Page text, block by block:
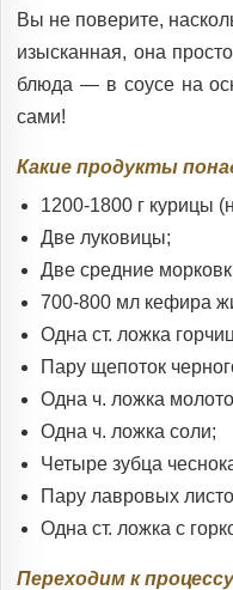
Вы не поверите,
изысканная, она
блюда — в соусе на
сами!
Какие продукты
1200-1800 г курицы
Две луковицы;
Две средние
700-800 мл кефира
Одна ст. ложка
Пару щепоток
Одна ч. ложка
Одна ч. ложка соли;
Четыре зубца
Пару лавровых
Одна ст. ложка с
Переходим к